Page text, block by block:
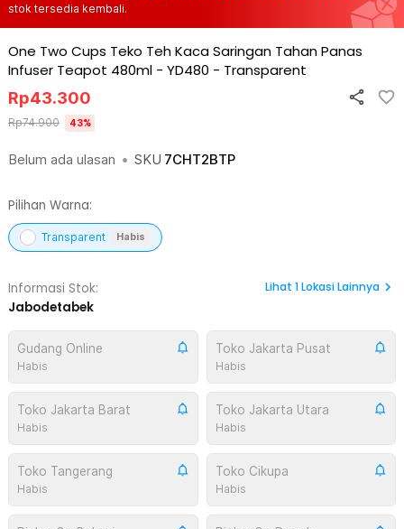
stok tersedia kembali.
One Two Cups Teko Teh Kaca Saringan Tahan Panas
Infuser Teapot 480ml - YD480 - Transparent
Belum ada ulasan • SKU 7CHT2BTP
Rp43.300
Rp74.900 43%
Pilihan Warna:
Transparent Habis
Informasi Stok:
Jabodetabek
Lihat 1Lokasi Lainnya
Gudang Online
Habis
Toko Jakarta Pusat
Habis
Toko Jakarta Barat
Habis
Toko Jakarta Utara
Habis
Toko Tangerang
Habis
Toko Cikupa
Habis